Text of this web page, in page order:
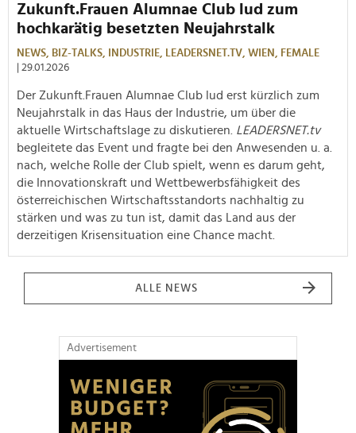
Zukunft.Frauen Alumnae Club lud zum
hochkarätig besetzten Neujahrstalk
NEWS, BIZ-TALKS, INDUSTRIE, LEADERSNET.TV, WIEN,
FEMALE
| 29.01.2026
Der Zukunft.Frauen Alumnae Club lud erst kürzlich zum
Neujahrstalk in das Haus der Industrie, um über die
aktuelle Wirtschaftslage zu diskutieren. LEADERSNET.tv
begleitete das Event und fragte bei den Anwesenden u. a.
nach, welche Rolle der Club spielt, wenn es darum geht,
die Innovationskraft und Wettbewerbsfähigkeit des
österreichischen Wirtschaftsstandorts nachhaltig zu
stärken und was zu tun ist, damit das Land aus der
derzeitigen Krisensituation eine Chance macht.
ALLE NEWS
Advertisement